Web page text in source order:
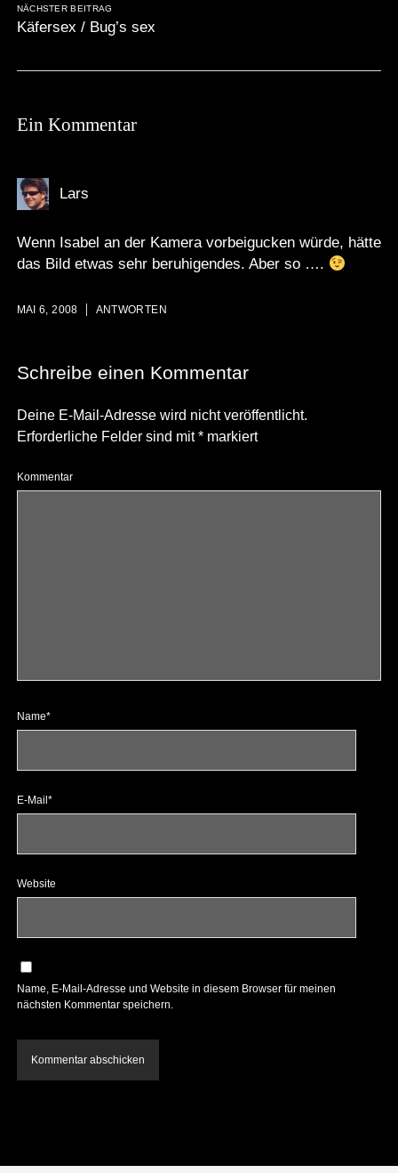
NÄCHSTER BEITRAG
Käfersex / Bug’s sex
Ein Kommentar
Lars
Wenn Isabel an der Kamera vorbeigucken würde, hätte
das Bild etwas sehr beruhigendes. Aber so ….
MAI 6, 2008 ANTWORTEN
Schreibe einen Kommentar
Deine E-Mail-Adresse wird nicht veröffentlicht.
Erforderliche Felder sind mit*markiert
Kommentar
Name*
E-Mail*
Website
Name, E-Mail-Adresse und Website in diesem Browser für meinen
nächsten Kommentar speichern.